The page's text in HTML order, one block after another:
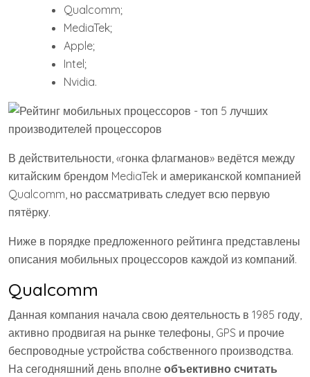
Qualcomm;
MediaTek;
Apple;
Intel;
Nvidia.
В действительности, «гонка флагманов» ведётся между
китайским брендом MediaTek и американской компанией
Qualcomm, но рассматривать следует всю первую
пятёрку.
Ниже в порядке предложенного рейтинга представлены
описания мобильных процессоров каждой из компаний.
Qualcomm
Данная компания начала свою деятельность в 1985 году,
активно продвигая на рынке телефоны, GPS и прочие
беспроводные устройства собственного производства.
На сегодняшний день вполне объективно считать